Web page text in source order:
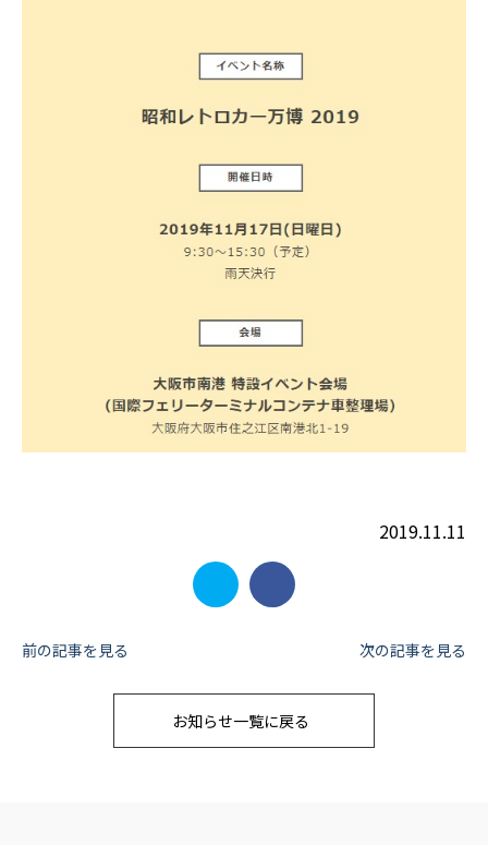
2019.11.11
投
前の記事を見る 次の記事を見る
お知らせ一覧に戻る